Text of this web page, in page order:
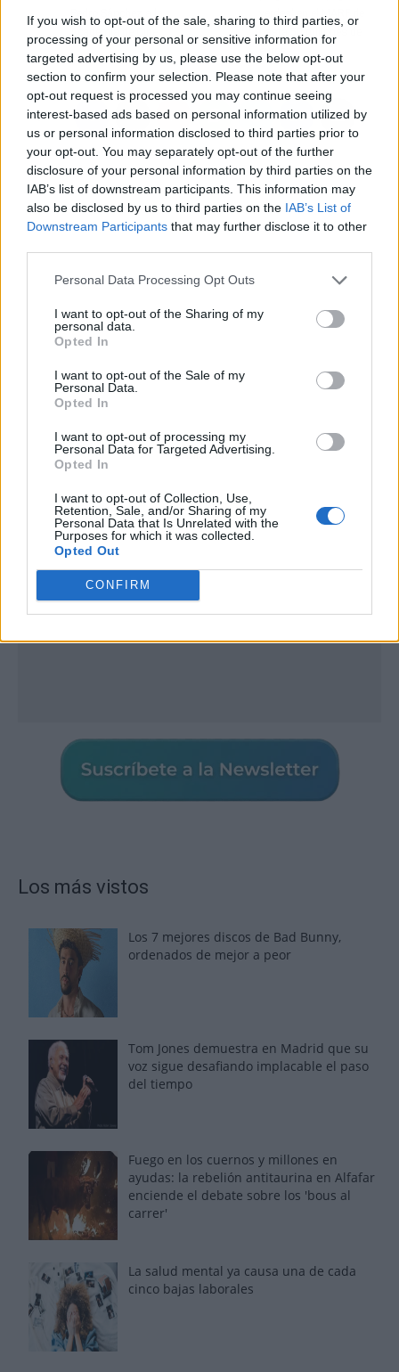
If you wish to opt-out of the sale, sharing to third parties, or
processing of your personal or sensitive information for
targeted advertising by us, please use the below opt-out
section to confirm your selection. Please note that after your
opt-out request is processed you may continue seeing
interest-based ads based on personal information utilized by
us or personal information disclosed to third parties prior to
your opt-out. You may separately opt-out of the further
disclosure of your personal information by third parties on the
IAB’s list of downstream participants. This information may
also be disclosed by us to third parties on the IAB’s List of
Downstream Participants that may further disclose it to other
Personal Data Processing Opt Outs
I want to opt-out of the Sharing of my
personal data.
Opted In
I want to opt-out of the Sale of my
Personal Data.
Opted In
I want to opt-out of processing my
Personal Data for Targeted Advertising.
Opted In
I want to opt-out of Collection, Use,
Retention, Sale, and/or Sharing of my
Personal Data that Is Unrelated with the
Purposes for which it was collected.
Opted Out
CONFIRM
Pedro Sánchez a la
Academia de Cine
verdes' en el MARF de
hasta 50 millones de
euros
Publicidad
Los más vistos
Los 7 mejores discos de Bad Bunny,
ordenados de mejor a peor
Tom Jones demuestra en Madrid que su
voz sigue desafiando implacable el paso
del tiempo
Fuego en los cuernos y millones en
ayudas: la rebelión antitaurina en Alfafar
enciende el debate sobre los 'bous al
carrer'
La salud mental ya causa una de cada
cinco bajas laborales